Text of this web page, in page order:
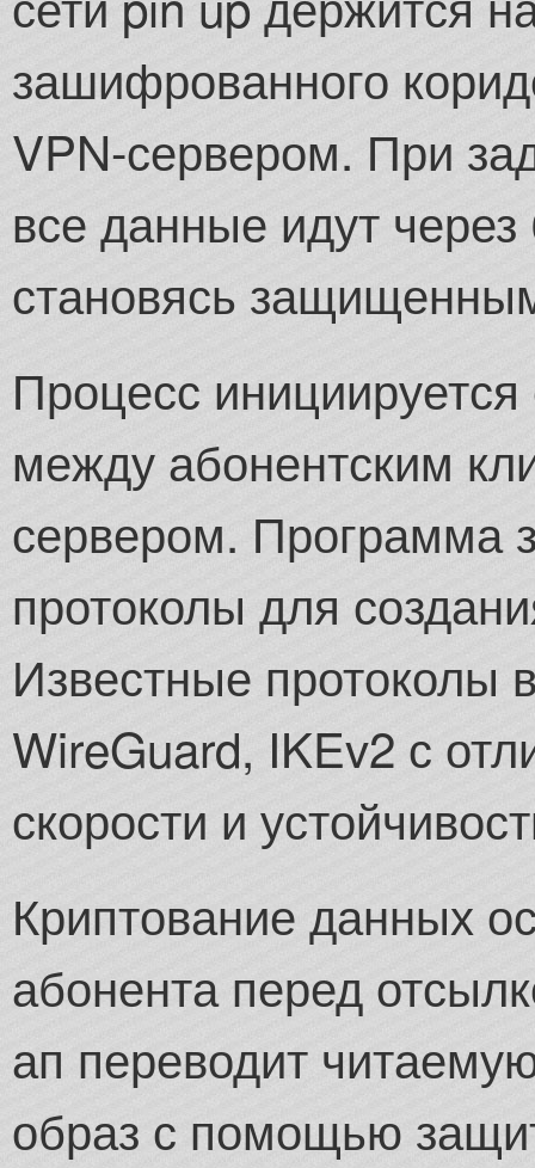
зашифрованного
VPN-сервером. При
все данные идут
становясь
Процесс
между абонентским
сервером. Программа
протоколы для
Известные протоколы
WireGuard, IKEv2 с
скорости и
Криптование данных
абонента перед
ап переводит
образ с помощью